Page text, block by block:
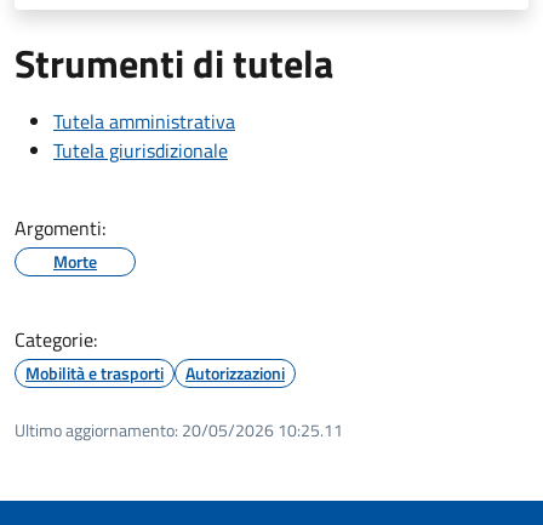
Strumenti di tutela
Tutela amministrativa
Tutela giurisdizionale
Argomenti:
Morte
Categorie:
Mobilità e trasporti Autorizzazioni
Ultimo aggiornamento: 20/05/2026 10:25.11